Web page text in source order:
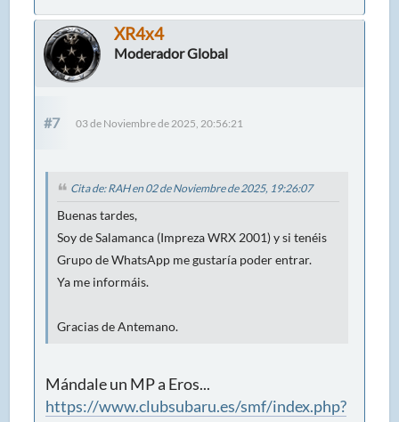
XR4x4
Moderador Global
#7 03 de Noviembre de 2025, 20:56:21
Cita de: RAH en 02 de Noviembre de 2025, 19:26:07
Buenas tardes,
Soy de Salamanca (Impreza WRX 2001) y si tenéis
Grupo de WhatsApp me gustaría poder entrar.
Ya me informáis.
Gracias de Antemano.
Mándale un MP a Eros...
https://www.clubsubaru.es/smf/index.php?